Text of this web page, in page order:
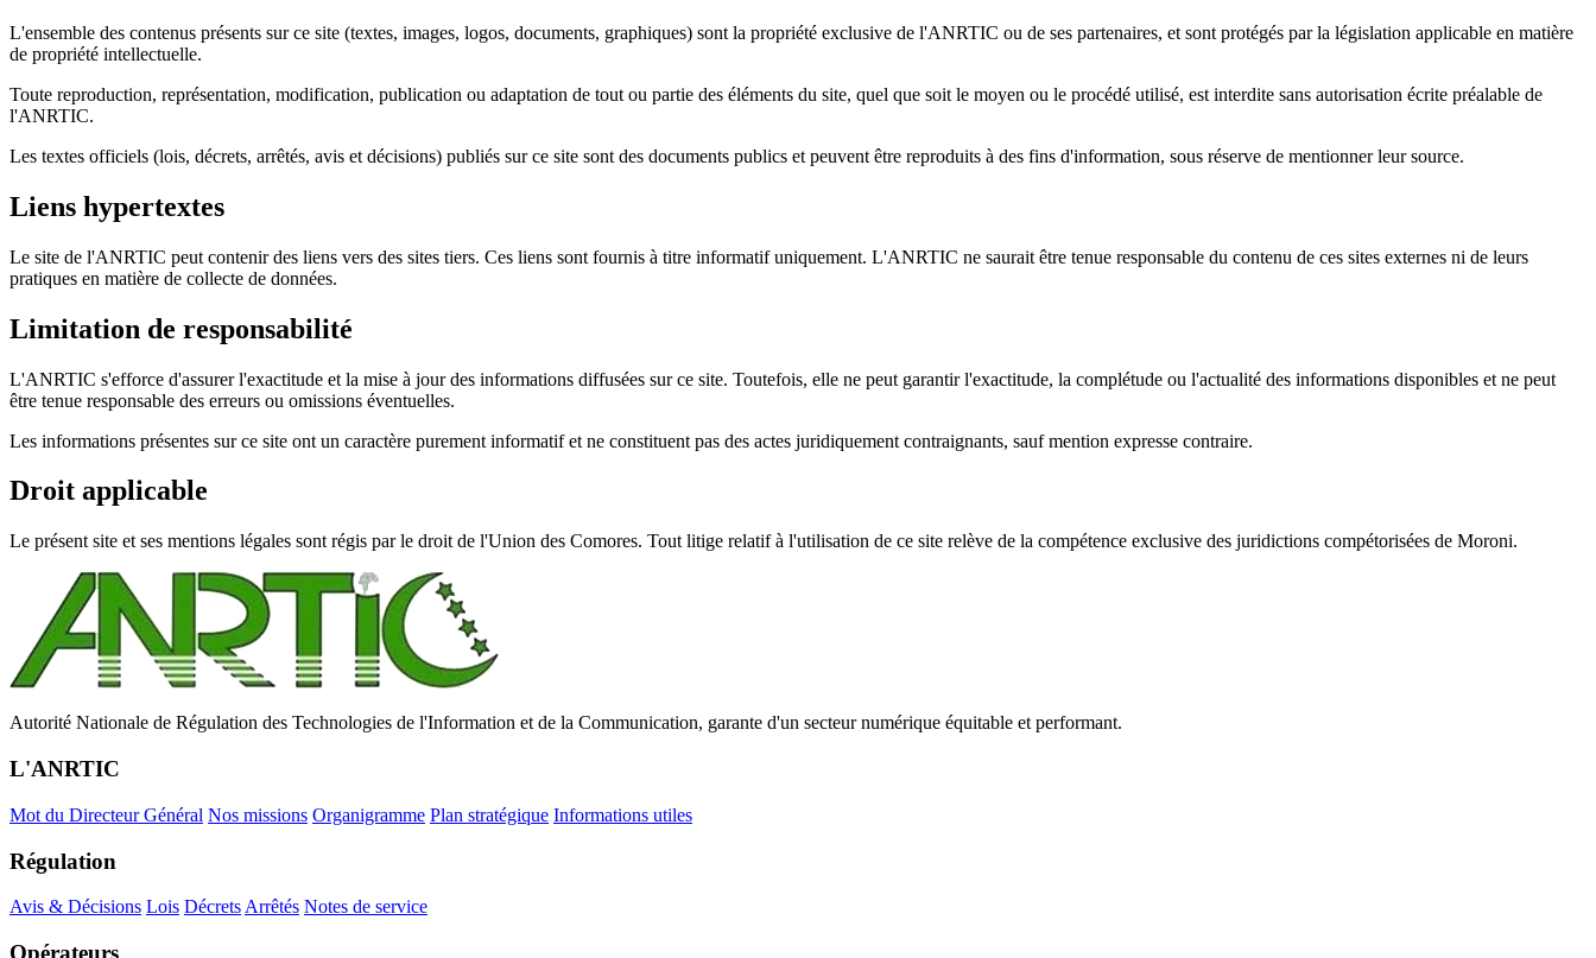
L'ensemble des contenus présents sur ce site (textes, images, logos, documents, graphiques) sont la propriété exclusive de l'ANRTIC ou de ses partenaires, et sont protégés par la législation applicable en matière
de propriété intellectuelle.
Toute reproduction, représentation, modification, publication ou adaptation de tout ou partie des éléments du site, quel que soit le moyen ou le procédé utilisé, est interdite sans autorisation écrite préalable de
l'ANRTIC.
Les textes officiels (lois, décrets, arrêtés, avis et décisions) publiés sur ce site sont des documents publics et peuvent être reproduits à des fins d'information, sous réserve de mentionner leur source.
Liens hypertextes
Le site de l'ANRTIC peut contenir des liens vers des sites tiers. Ces liens sont fournis à titre informatif uniquement. L'ANRTIC ne saurait être tenue responsable du contenu de ces sites externes ni de leurs
pratiques en matière de collecte de données.
Limitation de responsabilité
L'ANRTIC s'efforce d'assurer l'exactitude et la mise à jour des informations diffusées sur ce site. Toutefois, elle ne peut garantir l'exactitude, la complétude ou l'actualité des informations disponibles et ne peut
être tenue responsable des erreurs ou omissions éventuelles.
Les informations présentes sur ce site ont un caractère purement informatif et ne constituent pas des actes juridiquement contraignants, sauf mention expresse contraire.
Droit applicable
Le présent site et ses mentions légales sont régis par le droit de l'Union des Comores. Tout litige relatif à l'utilisation de ce site relève de la compétence exclusive des juridictions compétorisées de Moroni.
Autorité Nationale de Régulation des Technologies de l'Information et de la Communication, garante d'un secteur numérique équitable et performant.
L'ANRTIC
Mot du Directeur Général Nos missions Organigramme Plan stratégique Informations utiles
Régulation
Avis & Décisions Lois Décrets Arrêtés Notes de service
Opérateurs